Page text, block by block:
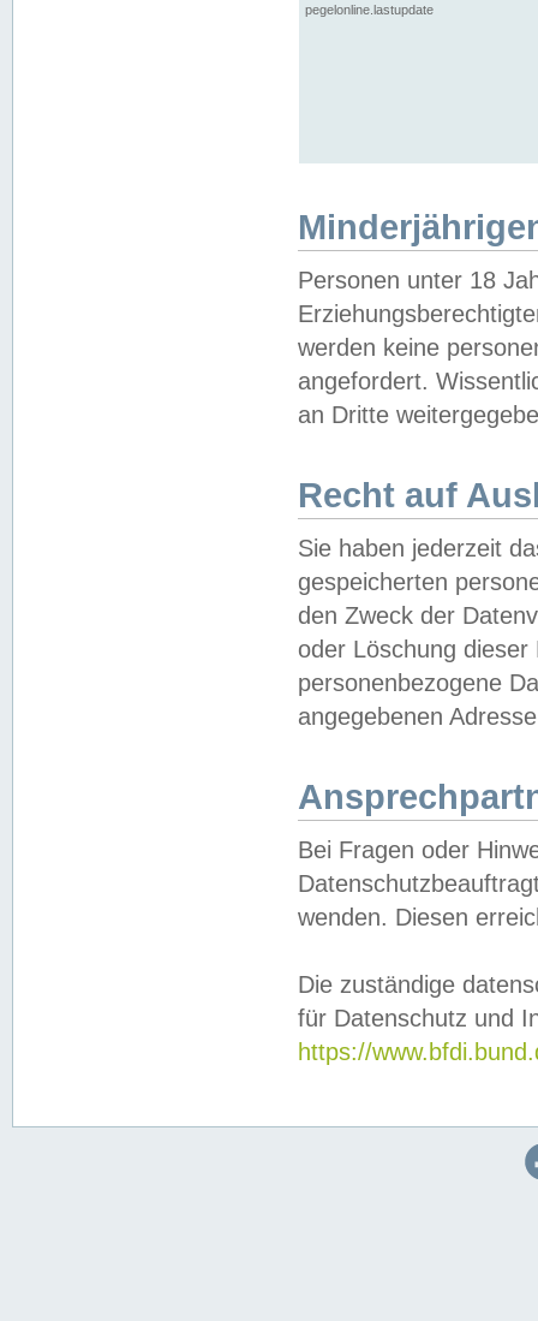
pegelonline.lastupdate
Personen unter 18
werden keine
angefordert.
an Dritte
Recht auf
Sie haben jederzeit
gespeicherten
den Zweck der
oder Löschung
personenbezogene
angegebenen
Bei Fragen oder
wenden. Diesen
Die zuständige
für Datenschutz und
https://